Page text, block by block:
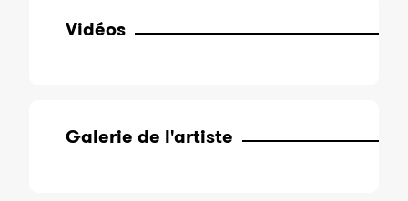
Vidéos
Galerie de l'artiste